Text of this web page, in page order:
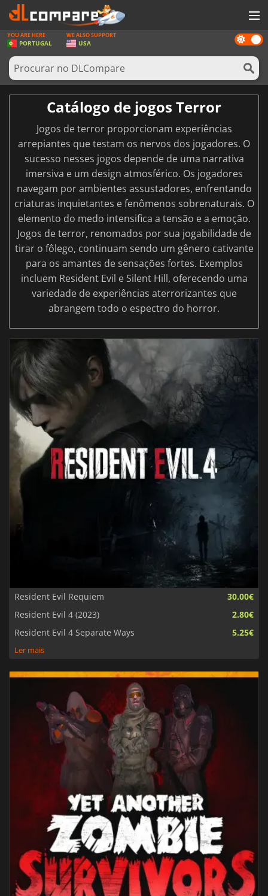
JOGOS
GAME CARDS
SOFTWARE
HARDWARE
NOTÍCIAS
Dark
mode
YOU ARE HERE
PORTUGAL
WE ALSO SUPPORT
USA
Catálogo de jogos Terror
Jogos de terror proporcionam experiências
arrepiantes que testam os nervos dos jogadores. O
sucesso nesses jogos depende de uma narrativa
imersiva e um design atmosférico. Os jogadores
navegam por ambientes assustadores, enfrentando
criaturas inquietantes e fenômenos sobrenaturais. O
elemento do medo intensifica a tensão e a emoção.
Jogos de terror, renomados por sua jogabilidade de
tirar o fôlego, continuam sendo um gênero cativante
para os amantes de sensações fortes. Exemplos
incluem Resident Evil e Silent Hill, oferecendo uma
variedade de experiências aterrorizantes que
abrangem todo o espectro do horror.
Resident Evil Requiem
30.00€
Resident Evil 4 (2023)
2.80€
Resident Evil 4 Separate Ways
5.25€
Ler mais